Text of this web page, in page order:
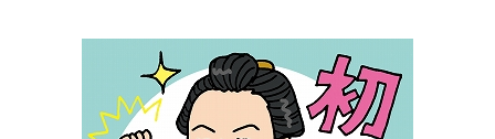
総合型選抜・学校推薦型選抜 募
大学入学共通テスト利用選抜の
募集要項＆願書